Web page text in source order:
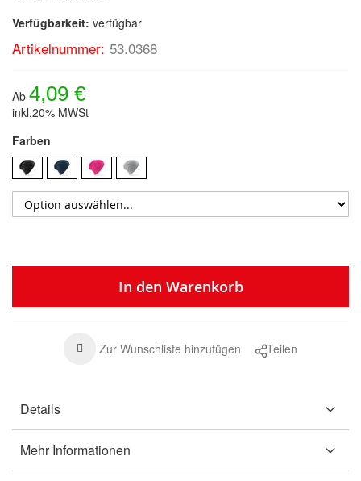
Verfügbarkeit: verfügbar
Artikelnummer: 53.0368
Ab 4,09 €
inkl.20% MWSt
Farben
In den Warenkorb
Zur Wunschliste hinzufügen Teilen
Details
Mehr Informationen